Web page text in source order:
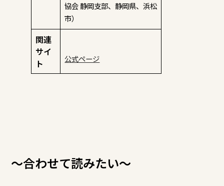
協会 静岡支部、静岡県、浜松
市）
関連
サイ
ト
公式ページ
～合わせて読みたい～